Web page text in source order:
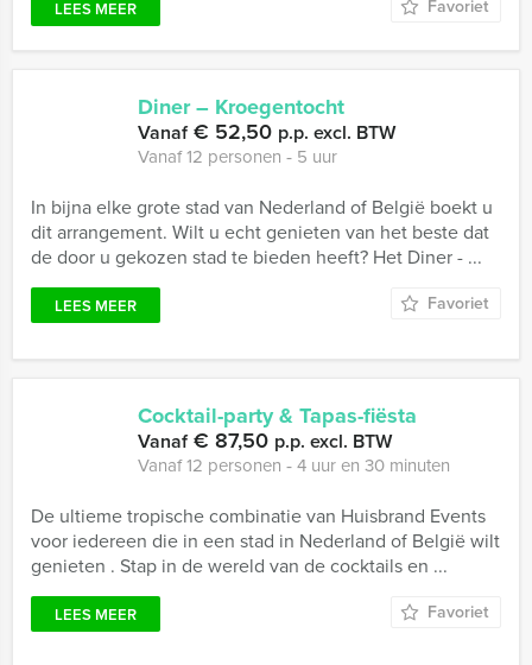
LEES MEER Favoriet
Diner – Kroegentocht
Vanaf€ 52,50 p.p. excl. BTW
Vanaf 12 personen ‐ 5 uur
In bijna elke grote stad van Nederland of België boekt u
dit arrangement. Wilt u echt genieten van het beste dat
de door u gekozen stad te bieden heeft? Het Diner - ...
LEES MEER Favoriet
Cocktail-party & Tapas-fiësta
Vanaf€ 87,50 p.p. excl. BTW
Vanaf 12 personen ‐ 4 uur en 30 minuten
De ultieme tropische combinatie van Huisbrand Events
voor iedereen die in een stad in Nederland of België wilt
genieten . Stap in de wereld van de cocktails en ...
LEES MEER Favoriet